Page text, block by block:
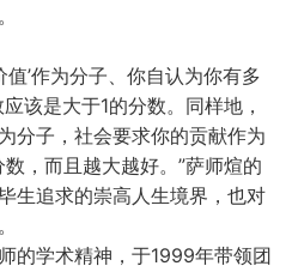
值’作为分子、你自认为你有多
该是大于1的分数。同样地，
分子，社会要求你的贡献作为
，而且越大越好。”萨师煊的
生追求的崇高人生境界，也对
的学术精神，于1999年带领团